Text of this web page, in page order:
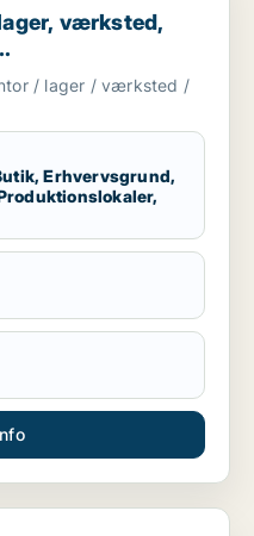
værksted,
garage til salg i
/ lager / værksted /
Erhvervsgrund,